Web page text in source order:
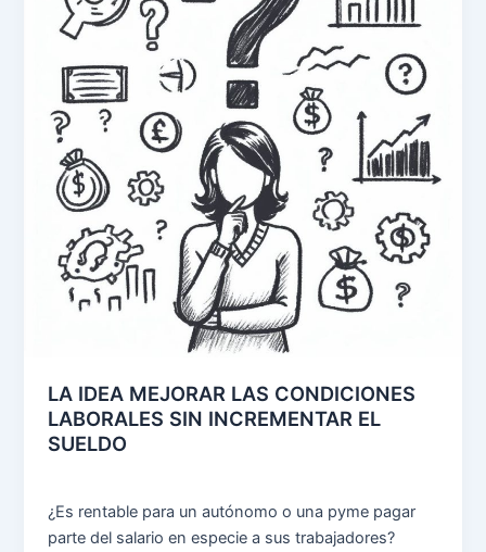
LA IDEA MEJORAR LAS CONDICIONES
LABORALES SIN INCREMENTAR EL
SUELDO
¿Es rentable para un autónomo o una pyme pagar
parte del salario en especie a sus trabajadores?